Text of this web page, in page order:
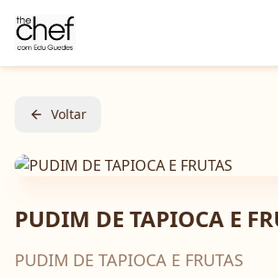
Voltar
PUDIM DE TAPIOCA E
PUDIM DE TAPIOCA E FRUTAS